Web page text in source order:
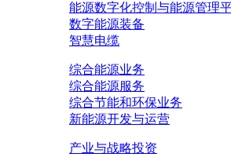
能源数字化控制与能源管理
数字能源装备
智慧电缆
综合能源业务
综合能源服务
综合节能和环保业务
新能源开发与运营
产业与战略投资